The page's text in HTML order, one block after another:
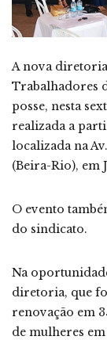
A nova
Trabalhadores
posse, nesta
realizada a
localizada na
(Beira-Rio), em
O evento
do sindicato.
Na
diretoria, que
renovação em
de mulheres